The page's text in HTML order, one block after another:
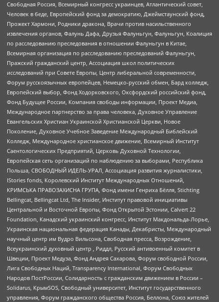
Свободная Россия, Всемирный конгресс украинцев, Атлантический совет,
Человек в беде, Европейский фонд за демократию, Джеймстаунский фонд,
Прожект Хармони, Родники дракона, Врачи против насильственного
извлечения органов, Фалунь Дафа, Друзья Фалуньгун, Фалуньгун, Коалиция
по расследованию преследования в отношении Фалуньгун в Китае,
Всемирная организация по расследованию преследований Фалуньгун,
Пражский гражданский центр, Ассоциация школ политических
исследований при Совете Европы, Центр либеральной современности,
Форум русскоязычных европейцев, Немецко-русский обмен, Бард колледж,
Европейский выбор, Фонд Ходорковского, Оксфордский российский фонд,
Фонд Будущее России, Компания свободы информации, Проект Медиа,
Международное партнерство за права человека, Духовное Управление
Евангельских Христиан Украинской Христианской Церкви, Новое
Поколение, Духовное Учебное Заведение Международный Библейский
Колледж, Международное христианское движение, Всемирный Институт
Саентологических Предприятий, Церковь Духовной Технологии,
Европейская сеть организаций по наблюдению за выборами, Республика
Польша, СВОБОДНЫЙ ИДЕЛЬ-УРАЛ, Ассоциация развития журналистики,
IStories fonds, Королевский Институт Международных Отношений,
КРИМСЬКА ПРАВОЗАХИСНА ГРУПА, Фонд имени Генриха Бёлля, Stichting
Bellingcat, Bellingcat Ltd, The Insider, Институт правовой инициативы
Центральной и Восточной Европы, Фонд Открытой Эстонии, Calvert 22
Foundation, Канадский украинский конгресс, Институт Макдональда-Лорье,
Украинская национальная федерация Канады, Декабристы, Международный
научный центр им Вудро Вильсона, Свободная пресса, Возрождение,
Всеукраинский духовный центр , Риддл, Русский антивоенный комитет в
Швеции, Проект Медуза, Фонд Андрея Сахарова, Форум свободной России,
Лига Свободных Наций, Transparеncy International, Форум Свободных
Народов ПостРоссии, Солидарность с гражданским движением в России –
Solidarus, КрымSOS, Свободный университет, Институт государственного
управления, Форум гражданского общества Россия, Беллона, Союз жителей